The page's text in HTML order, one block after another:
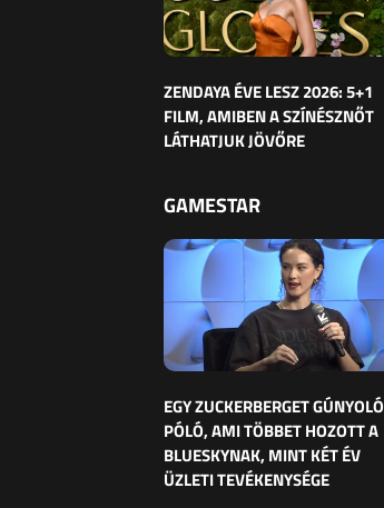
ZENDAYA ÉVE LESZ 2026: 5+1
FILM, AMIBEN A SZÍNÉSZNŐT
LÁTHATJUK JÖVŐRE
GAMESTAR
EGY ZUCKERBERGET GÚNYOLÓ
PÓLÓ, AMI TÖBBET HOZOTT A
BLUESKYNAK, MINT KÉT ÉV
ÜZLETI TEVÉKENYSÉGE